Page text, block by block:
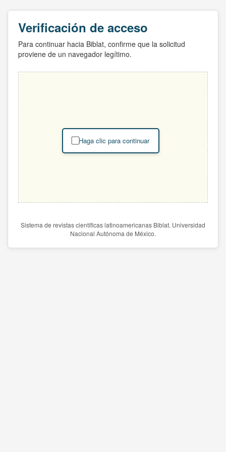
Verificación de acceso
Para continuar hacia Biblat, confirme que la solicitud
proviene de un navegador legítimo.
Haga clic para continuar
Sistema de revistas científicas latinoamericanas Biblat. Universidad
Nacional Autónoma de México.